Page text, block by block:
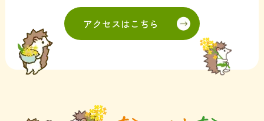
アクセスはこちら